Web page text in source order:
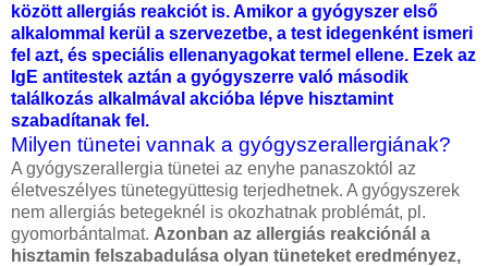
között allergiás reakciót is. Amikor a gyógyszer első
alkalommal kerül a szervezetbe, a test idegenként ismeri
fel azt, és speciális ellenanyagokat termel ellene. Ezek az
IgE antitestek aztán a gyógyszerre való második
találkozás alkalmával akcióba lépve hisztamint
szabadítanak fel.
Milyen tünetei vannak a gyógyszerallergiának?
A gyógyszerallergia tünetei az enyhe panaszoktól az
életveszélyes tünetegyüttesig terjedhetnek. A gyógyszerek
nem allergiás betegeknél is okozhatnak problémát, pl.
gyomorbántalmat. Azonban az allergiás reakciónál a
hisztamin felszabadulása olyan tüneteket eredményez,